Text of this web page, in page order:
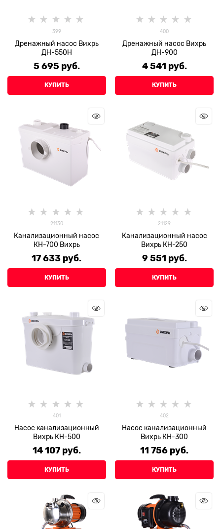
399
Дренажный насос Вихрь
ДН-550Н
5 695 руб.
КУПИТЬ
400
Дренажный насос Вихрь
ДН-900
4 541 руб.
КУПИТЬ
21130
Канализационный насос
КН-700 Вихрь
17 633 руб.
КУПИТЬ
21129
Канализационный насос
Вихрь КН-250
9 551 руб.
КУПИТЬ
401
Насос канализационный
Вихрь КН-500
14 107 руб.
КУПИТЬ
402
Насос канализационный
Вихрь КН-300
11 756 руб.
КУПИТЬ